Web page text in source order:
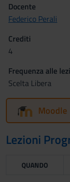
Docente
Federico Perali
Crediti
4
Frequenza alle
Scelta Libera
Moodle
Lezioni
QUANDO